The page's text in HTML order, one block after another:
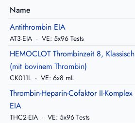
Name
Antithrombin EIA
AT3-EIA · VE: 5x96 Tests
HEMOCLOT Thrombinzeit 8, Klassisch
(mit bovinem Thrombin)
CK011L · VE: 6x8 mL
Thrombin-Heparin-Cofaktor II-Komplex
EIA
THC2-EIA · VE: 5x96 Tests